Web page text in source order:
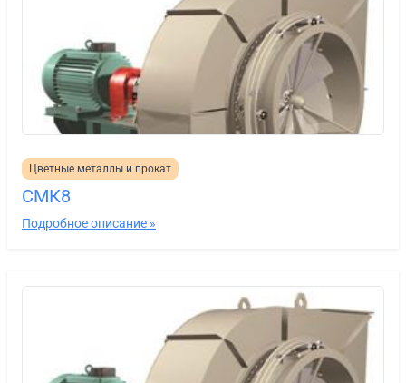
Цветные металлы и прокат
СМК8
Подробное описание »